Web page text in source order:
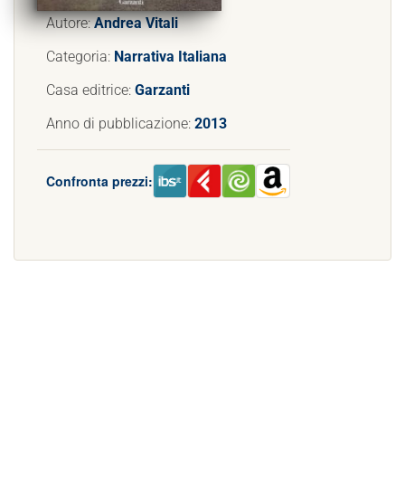
Autore:Andrea Vitali
Categoria: Narrativa Italiana
Casa editrice: Garzanti
Anno di pubblicazione: 2013
Confronta prezzi: